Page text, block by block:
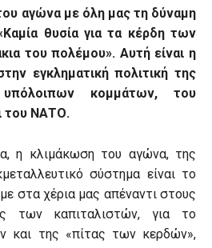
αγώνα με όλη μας τη δύναμη
θυσία για τα κέρδη των
του πολέμου». Αυτή είναι η
εγκληματική πολιτική της
κομμάτων, του
του ΝΑΤΟ.
η κλιμάκωση του αγώνα, της
σύστημα είναι το
στα χέρια μας απέναντι στους
των καπιταλιστών, για το
και της «πίτας των κερδών»,